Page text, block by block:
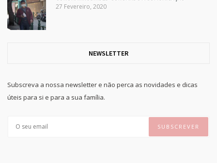
27 Fevereiro, 2020
NEWSLETTER
Subscreva a nossa newsletter e não perca as novidades e dicas
úteis para si e para a sua família.